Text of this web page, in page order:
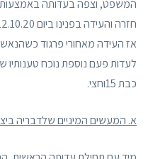
המשפט, וצפה בעדותה באמצעות
אז העידה מאחורי פרגוד
כבת 15וחצי.
א. המעשים המיניים שלדבריה